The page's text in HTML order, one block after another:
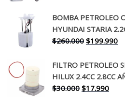
original
era:
$650.000.
BOMBA PETROLEO
HYUNDAI STARIA
$260.000 El
original
era:
$260.000.
$199.990El
FILTRO PETROLEO
HILUX 2.4CC 2.8CC
$30.000 El
$17.990El